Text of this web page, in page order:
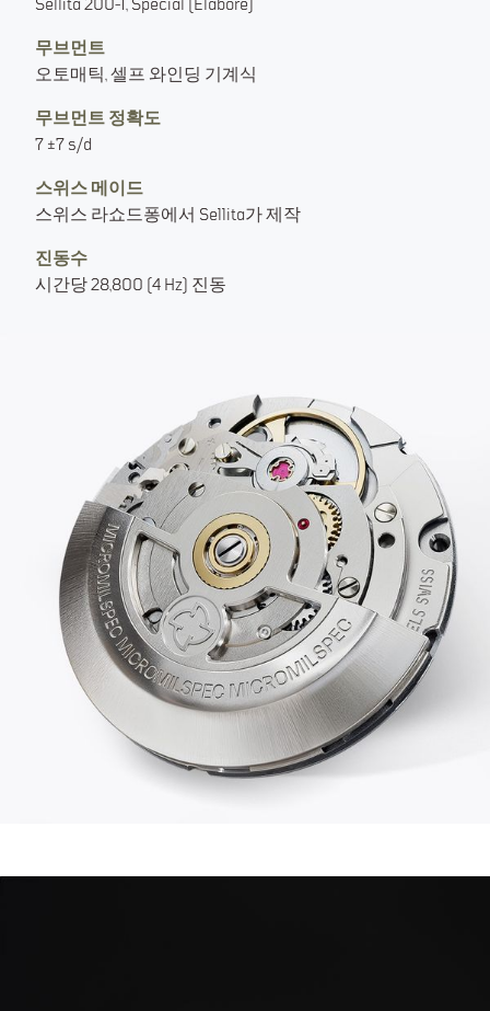
Sellita 200-1, Spécial (Elaboré)
무브먼트
오토매틱, 셀프 와인딩 기계식
무브먼트 정확도
7 ±7 s/d
스위스 메이드
스위스 라쇼드퐁에서 Sellita가 제작
진동수
시간당 28,800 (4 Hz) 진동